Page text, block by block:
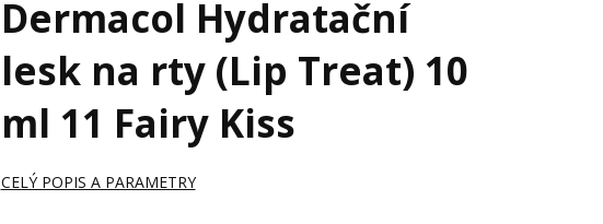
Dermacol Hydratační
lesk na rty (Lip Treat) 10
ml 11 Fairy Kiss
CELÝ POPIS A PARAMETRY